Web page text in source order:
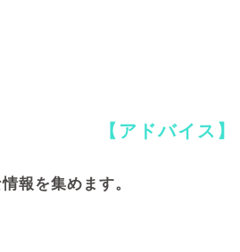
【アドバイス】
報を集めます。